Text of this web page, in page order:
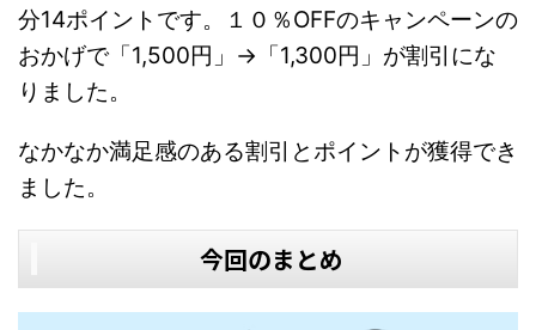
分14ポイントです。１０％OFFのキャンペーンの
おかげで「1,500円」→「1,300円」が割引にな
りました。
なかなか満足感のある割引とポイントが獲得でき
ました。
今回のまとめ